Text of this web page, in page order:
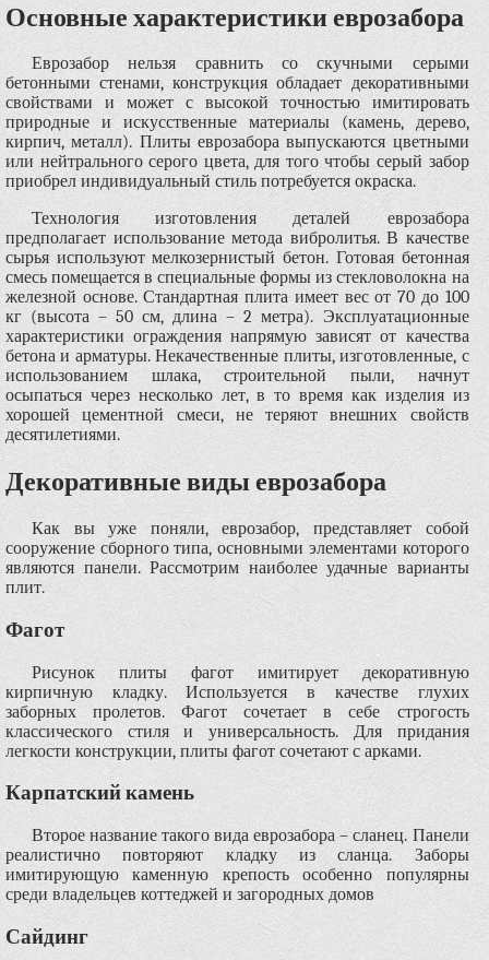
Основные характеристики еврозабора
Еврозабор нельзя сравнить со скучными серыми
бетонными стенами, конструкция обладает декоративными
свойствами и может с высокой точностью имитировать
природные и искусственные материалы (камень, дерево,
кирпич, металл). Плиты еврозабора выпускаются цветными
или нейтрального серого цвета, для того чтобы серый забор
приобрел индивидуальный стиль потребуется окраска.
Технология изготовления деталей еврозабора
предполагает использование метода вибролитья. В качестве
сырья используют мелкозернистый бетон. Готовая бетонная
смесь помещается в специальные формы из стекловолокна на
железной основе. Стандартная плита имеет вес от 70 до 100
кг (высота – 50 см, длина – 2 метра). Эксплуатационные
характеристики ограждения напрямую зависят от качества
бетона и арматуры. Некачественные плиты, изготовленные, с
использованием шлака, строительной пыли, начнут
осыпаться через несколько лет, в то время как изделия из
хорошей цементной смеси, не теряют внешних свойств
десятилетиями.
Декоративные виды еврозабора
Как вы уже поняли, еврозабор, представляет собой
сооружение сборного типа, основными элементами которого
являются панели. Рассмотрим наиболее удачные варианты
плит.
Фагот
Рисунок плиты фагот имитирует декоративную
кирпичную кладку. Используется в качестве глухих
заборных пролетов. Фагот сочетает в себе строгость
классического стиля и универсальность. Для придания
легкости конструкции, плиты фагот сочетают с арками.
Карпатский камень
Второе название такого вида еврозабора – сланец. Панели
реалистично повторяют кладку из сланца. Заборы
имитирующую каменную крепость особенно популярны
среди владельцев коттеджей и загородных домов
Сайдинг